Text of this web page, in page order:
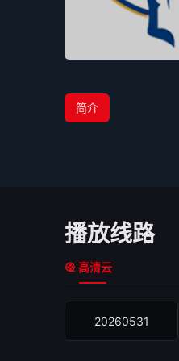
简介
播放线路
高清云
20260531